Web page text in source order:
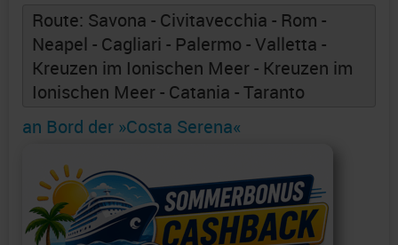
Route: Savona - Civitavecchia - Rom -
Neapel - Cagliari - Palermo - Valletta -
Kreuzen im Ionischen Meer - Kreuzen im
Ionischen Meer - Catania - Taranto
an Bord der »Costa Serena«